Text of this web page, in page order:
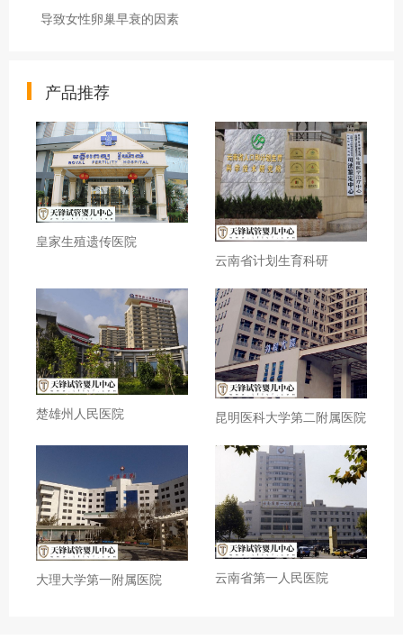
导致女性卵巢早衰的因素
产品推荐
皇家生殖遗传医院
云南省计划生育科研
楚雄州人民医院 昆明医科大学第二附属医院
大理大学第一附属医院 云南省第一人民医院